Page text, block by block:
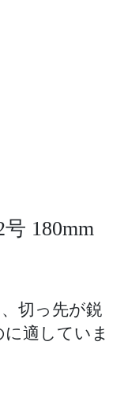
180mm
切っ先が鋭
適していま